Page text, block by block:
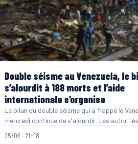
Double séisme au Venezuela, le
s’alourdit à 188 morts et l’aide
internationale s’organise
Le bilan du double séisme qui a frappé le
mercredi continue de s'alourdir. Les
25/06 · 21h18